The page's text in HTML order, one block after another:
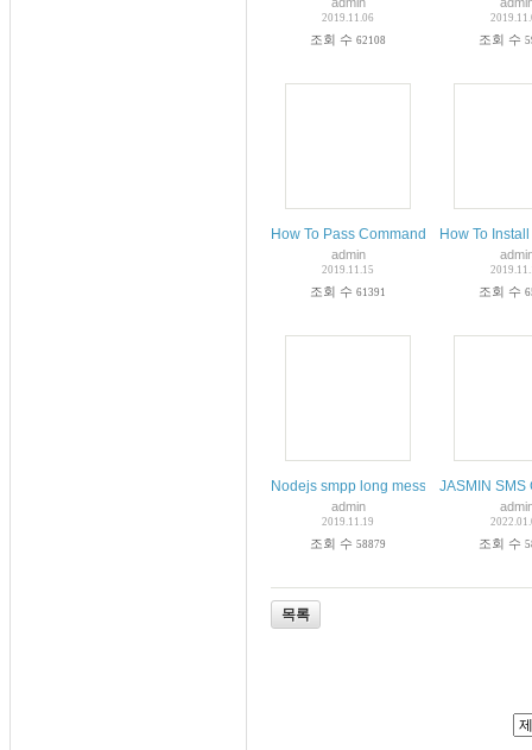
2019.11.06
조회 수 62108 조회 수
How To Pass Command-Line
admin
2019.11.15
조회 수 61391
How To
조회 수
Nodejs smpp long message
admin
2019.11.19
조회 수 58879
JASMIN SMS
조회 수
목록